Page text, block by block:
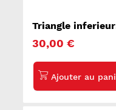
Triangle inferieur
X3 E83
30,00 €